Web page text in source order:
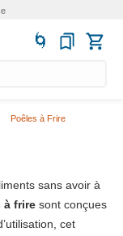
Poêles à Frire
sans avoir à
à frire sont conçues
cet